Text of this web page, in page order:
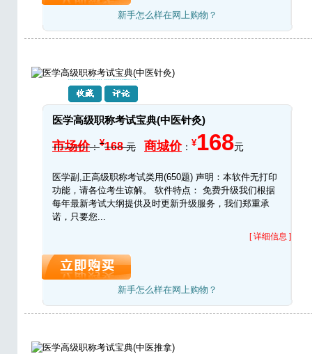
新手怎么样在网上购物？
医学高级职称考试宝典(中医针灸)
市场价：¥168元 商城价： ¥168元
医学副,正高级职称考试类用(650题) 声明：本软件无打印
功能，请各位考生谅解。 软件特点： 免费升级我们根据
每年最新考试大纲提供及时更新升级服务，我们郑重承
诺，只要您...
[ 详细信息 ]
新手怎么样在网上购物？